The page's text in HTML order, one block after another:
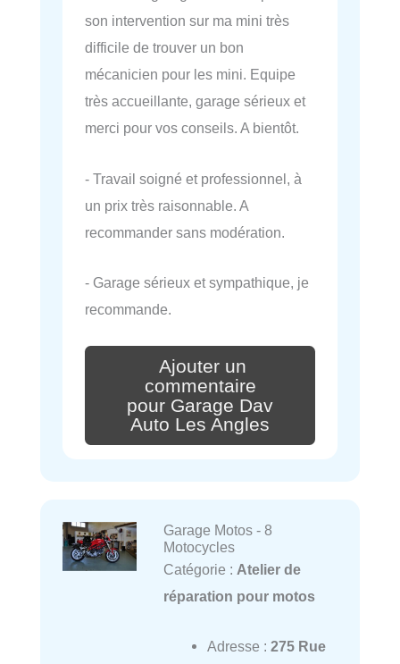
son intervention sur ma mini très
difficile de trouver un bon
mécanicien pour les mini. Equipe
très accueillante, garage sérieux et
merci pour vos conseils. A bientôt.
- Travail soigné et professionnel, à
un prix très raisonnable. A
recommander sans modération.
- Garage sérieux et sympathique, je
recommande.
Ajouter un
commentaire
pour Garage Dav
Auto Les Angles
Garage Motos - 8
Motocycles
Catégorie : Atelier de
réparation pour motos
Adresse : 275 Rue